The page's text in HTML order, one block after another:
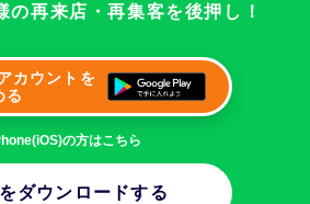
の再来店・再集客を後押し！
カウントを
る
の方はこちら
ダウンロードする